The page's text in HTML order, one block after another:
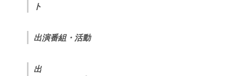
ト
出演番組・活動
出